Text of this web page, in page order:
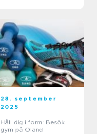
28. september
2025
Håll dig i form: Besök
gym på Öland